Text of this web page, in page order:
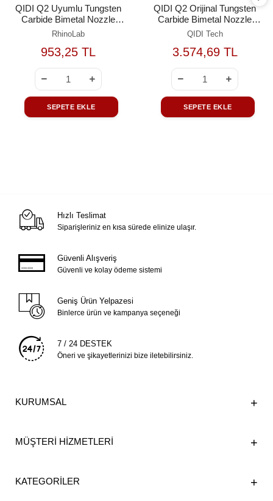
QIDI Q2 Uyumlu Tungsten
Carbide Bimetal Nozzle
0.8mm
RhinoLab
953,25 TL
SEPETE EKLE
QIDI Q2 Orijinal Tungsten
Carbide Bimetal Nozzle
0.8mm
QIDI Tech
3.574,69 TL
SEPETE EKLE
Hızlı Teslimat
Siparişleriniz en kısa sürede elinize ulaşır.
Güvenli Alışveriş
Güvenli ve kolay ödeme sistemi
Geniş Ürün Yelpazesi
Binlerce ürün ve kampanya seçeneği
7 / 24 DESTEK
Öneri ve şikayetlerinizi bize iletebilirsiniz.
KURUMSAL
MÜŞTERİ HİZMETLERİ
KATEGORİLER